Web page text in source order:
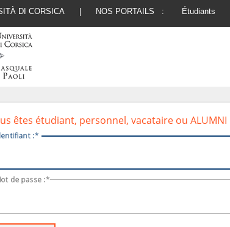
DI CORSICA NOS PORTAILS : Étudiants
êtes étudiant, personnel, vacataire ou
:
ot de passe :